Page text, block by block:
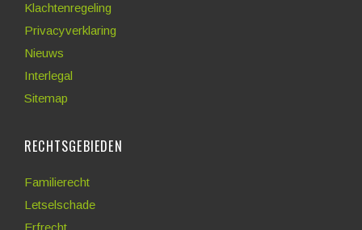
Klachtenregeling
Privacyverklaring
Nieuws
Interlegal
Sitemap
RECHTSGEBIEDEN
Familierecht
Letselschade
Erfrecht